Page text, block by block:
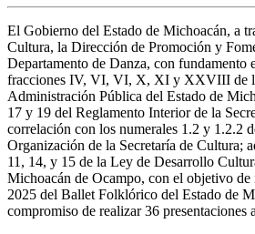
El Gobierno del Estado de Michoacán, a
Cultura, la Dirección de Promoción y
Departamento de Danza, con fundamento
fracciones IV, VI, VI, X, XI y XXVIII de
Administración Pública del Estado de
17 y 19 del Reglamento Interior de la
correlación con los numerales 1.2 y 1.2.2
Organización de la Secretaría de Cultura;
11, 14, y 15 de la Ley de Desarrollo
Michoacán de Ocampo, con el objetivo de
2025 del Ballet Folklórico del Estado de
compromiso de realizar 36 presentaciones